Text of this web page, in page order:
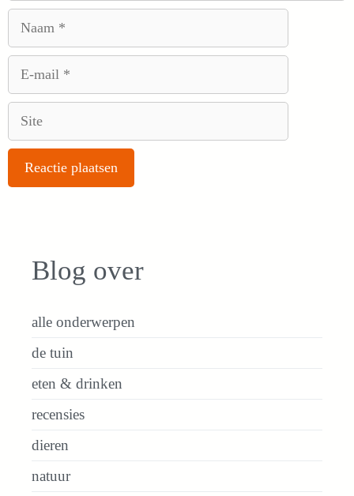
Blog over
alle onderwerpen
de tuin
eten & drinken
recensies
dieren
natuur